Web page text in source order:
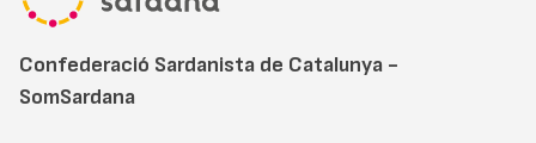
Confederació Sardanista de Catalunya -
SomSardana